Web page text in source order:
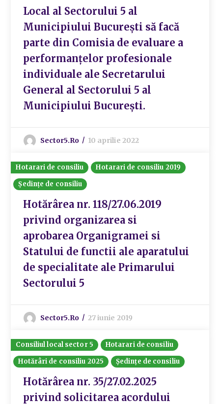
Local al Sectorului 5 al
Municipiului București să facă
parte din Comisia de evaluare a
performanțelor profesionale
individuale ale Secretarului
General al Sectorului 5 al
Municipiului București.
Sector5.ro 10 aprilie 2022
Hotarari de consiliu
Hotarari de consiliu 2019
Ședințe de consiliu
Hotărârea nr. 118/27.06.2019
privind organizarea si
aprobarea Organigramei si
Statului de functii ale aparatului
de specialitate ale Primarului
Sectorului 5
Sector5.ro 27 iunie 2019
Consiliul local sector 5
Hotarari de consiliu
Hotărâri de consiliu 2025
Ședințe de consiliu
Hotărârea nr. 35/27.02.2025
privind solicitarea acordului